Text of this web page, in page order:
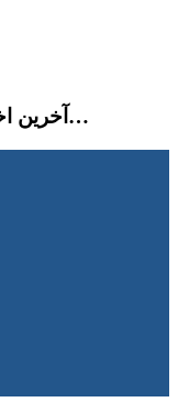
آخرین اخبار دنیای حسابداری را از ما بخواهید…